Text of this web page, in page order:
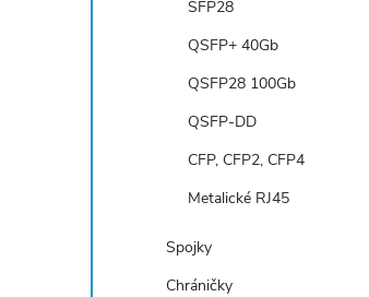
SFP28
QSFP+ 40Gb
QSFP28 100Gb
QSFP-DD
CFP, CFP2, CFP4
Metalické RJ45
Spojky
Chráničky